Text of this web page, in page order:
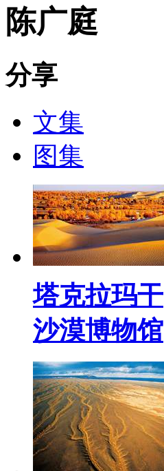
陈广庭
分享
文集
图集
塔克拉玛干
沙漠博物馆